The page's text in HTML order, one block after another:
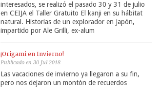
interesados, se realizó el pasado 30 y 31 de julio
en CEIJA el Taller Gratuito El kanji en su hábitat
natural. Historias de un explorador en Japón,
impartido por Ale Grilli, ex-alum
¡Origami en Invierno!
Publicado en 30 Jul 2018
Las vacaciones de invierno ya llegaron a su fin,
pero nos dejaron un montón de recuerdos